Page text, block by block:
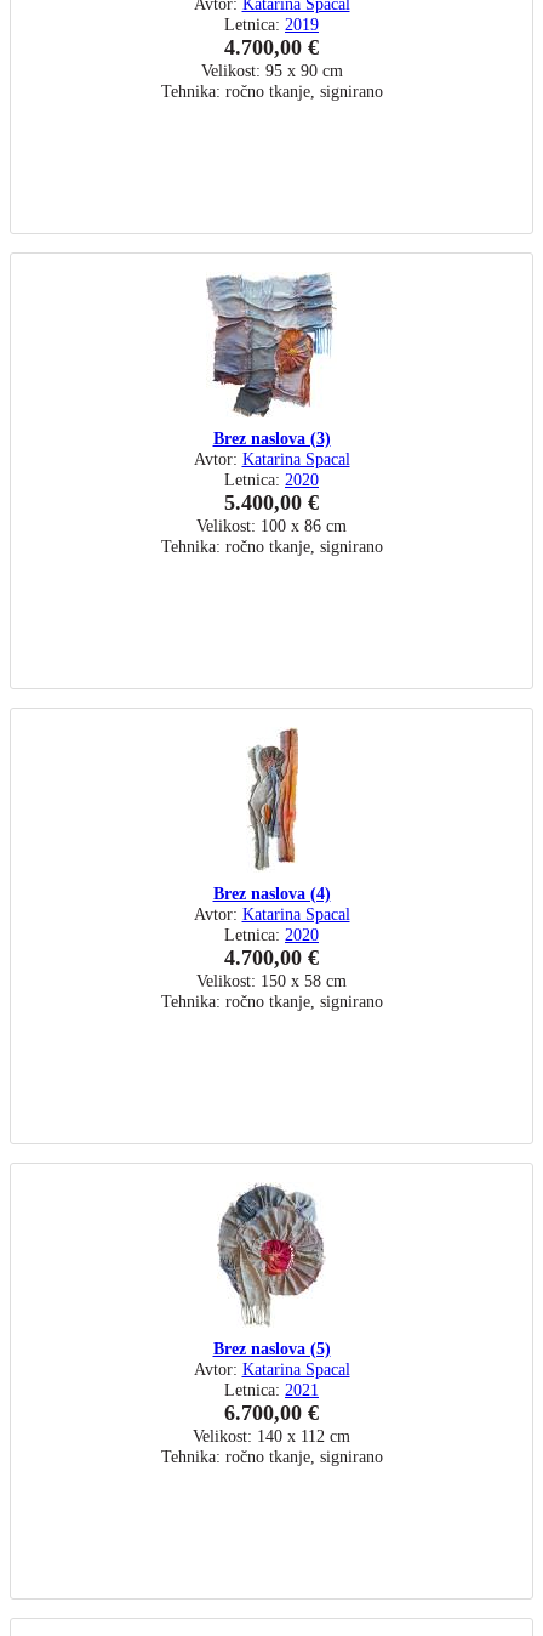
Letnica: 2019
4.700,00 €
Velikost: 95 x 90 cm
Tehnika: ročno tkanje, signirano
Brez naslova (3)
Avtor: Katarina Spacal
Letnica: 2020
5.400,00 €
Velikost: 100 x 86 cm
Tehnika: ročno tkanje, signirano
Brez naslova (4)
Avtor: Katarina Spacal
Letnica: 2020
4.700,00 €
Velikost: 150 x 58 cm
Tehnika: ročno tkanje, signirano
Brez naslova (5)
Avtor: Katarina Spacal
Letnica: 2021
6.700,00 €
Velikost: 140 x 112 cm
Tehnika: ročno tkanje, signirano